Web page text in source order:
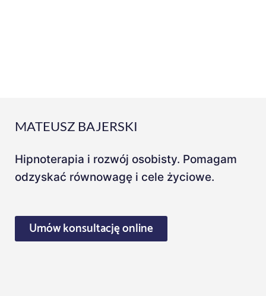
MATEUSZ BAJERSKI
Hipnoterapia i rozwój osobisty. Pomagam
odzyskać równowagę i cele życiowe.
Umów konsultację online